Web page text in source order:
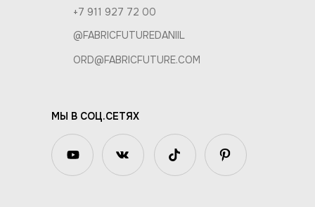
МЫ В СОЦ.СЕТЯХ
+7 911 927 72 00
@FABRICFUTUREDANIIL
ORD@FABRICFUTURE.COM